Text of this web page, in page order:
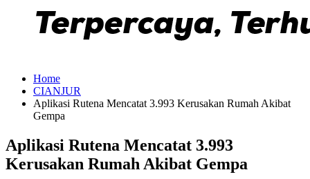
Home
CIANJUR
Aplikasi Rutena Mencatat 3.993 Kerusakan Rumah Akibat
Gempa
Aplikasi Rutena Mencatat 3.993
Kerusakan Rumah Akibat Gempa